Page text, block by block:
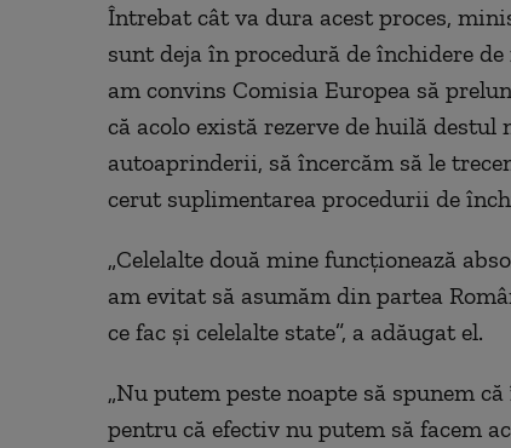
Întrebat cât va dura acest proces,
sunt deja în procedură de închidere de
am convins Comisia Europea să
că acolo există rezerve de huilă destul
autoaprinderii, să încercăm să le
cerut suplimentarea procedurii de
„Celelalte două mine funcționează
am evitat să asumăm din partea
ce fac și celelalte state”, a adăugat el.
„Nu putem peste noapte să spunem că
pentru că efectivnu putem să facem ac